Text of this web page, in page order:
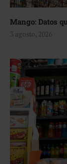
Mango: Datos
3 agosto, 2026